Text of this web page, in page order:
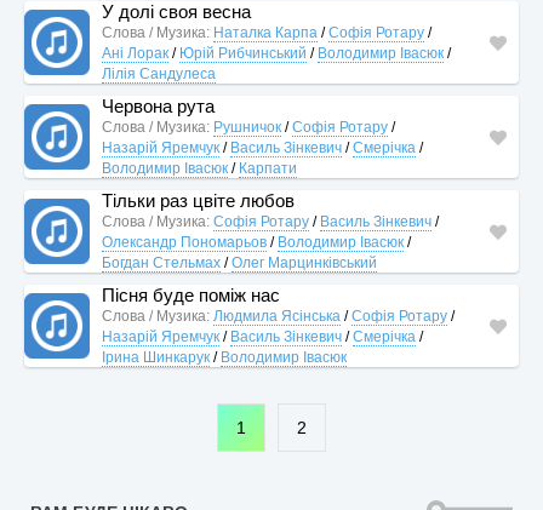
У долі своя весна
Слова / Музика: Наталка Карпа /Софія Ротару /
Ані Лорак / Юрій Рибчинський / Володимир Івасюк /
Лілія Сандулеса
Червона рута
Слова / Музика: Рушничок /Софія Ротару /
Назарій Яремчук / Василь Зінкевич /Смерічка /
Володимир Івасюк / Карпати
Тільки раз цвіте любов
Слова / Музика: Софія Ротару / Василь Зінкевич /
Олександр Пономарьов / Володимир Івасюк /
Богдан Стельмах /Олег Марцинківський
Пісня буде поміж нас
Слова / Музика: Людмила Ясінська /Софія Ротару /
Назарій Яремчук / Василь Зінкевич /Смерічка /
Ірина Шинкарук / Володимир Івасюк
1 2